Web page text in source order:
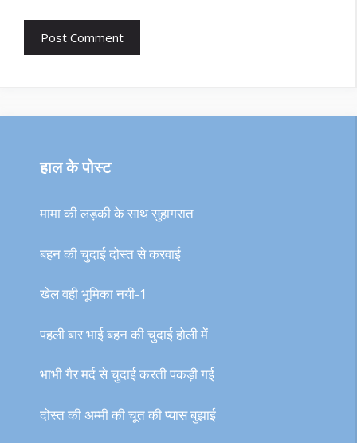
हाल के पोस्ट
मामा की लड़की के साथ सुहागरात
बहन की चुदाई दोस्त से करवाई
खेल वही भूमिका नयी-1
पहली बार भाई बहन की चुदाई होली में
भाभी गैर मर्द से चुदाई करती पकड़ी गई
दोस्त की अम्मी की चूत की प्यास बुझाई